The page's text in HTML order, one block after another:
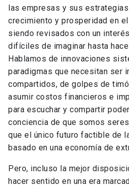
las empresas y sus
crecimiento y prosperidad en
siendo revisados con un
difíciles de imaginar hasta
Hablamos de innovaciones
paradigmas que necesitan ser
compartidos, de golpes de
asumir costos financieros e
para escuchar y compartir
conciencia de que somos
que el único futuro factible de
basado en una economía de
Pero, incluso la mejor
hacer sentido en una era